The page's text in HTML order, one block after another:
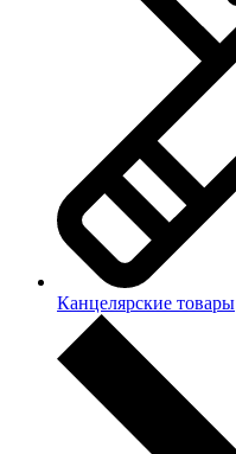
Канцелярские товары